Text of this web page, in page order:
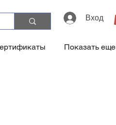
Вход
Показать еще